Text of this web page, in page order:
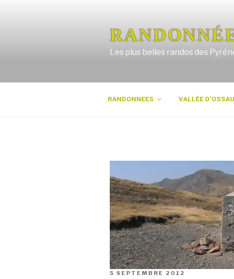
Les plus belles randos des
RANDONNEES VALLÉE D’OSSAU
PUBLIÉ
5 SEPTEMBRE 2012